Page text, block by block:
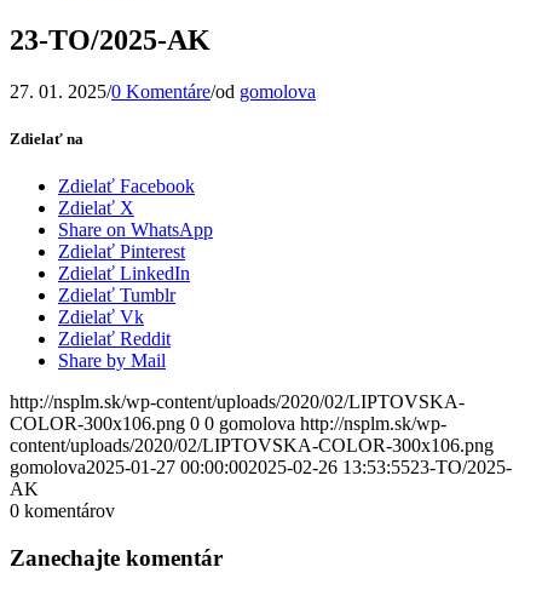
23-TO/2025-AK
27. 01. 2025/0 Komentáre/od gomolova
Zdielať na
Zdielať Facebook
Zdielať X
Share on WhatsApp
Zdielať Pinterest
Zdielať LinkedIn
Zdielať Tumblr
Zdielať Vk
Zdielať Reddit
Share by Mail
http://nsplm.sk/wp-content/uploads/2020/02/LIPTOVSKA-
COLOR-300x106.png 0 0 gomolova http://nsplm.sk/wp-
content/uploads/2020/02/LIPTOVSKA-COLOR-300x106.png
gomolova2025-01-27 00:00:002025-02-26 13:53:5523-TO/2025-
AK
0 komentárov
Zanechajte komentár